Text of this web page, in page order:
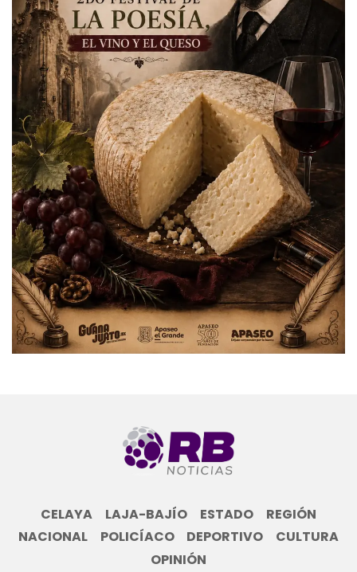
CELAYA LAJA-BAJÍO ESTADO
REGIÓN
NACIONAL
POLICÍACO DEPORTIVO
CULTURA
OPINIÓN